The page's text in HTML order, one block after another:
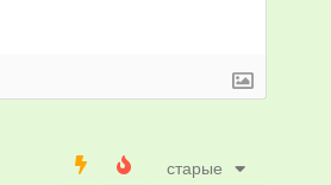
старые